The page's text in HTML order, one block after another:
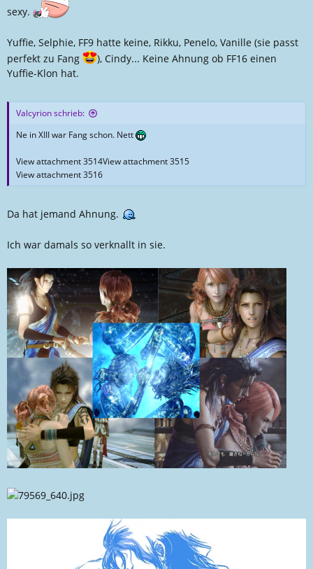
sexy.
Yuffie, Selphie, FF9 hatte keine, Rikku, Penelo, Vanille (sie passt
perfekt zu Fang
), Cindy... Keine Ahnung ob FF16 einen
Yuffie-Klon hat.
Valcyrion schrieb:
Ne in XIII war Fang schon. Nett
View attachment 3514View attachment 3515
View attachment 3516
Da hat jemand Ahnung.
Ich war damals so verknallt in sie.